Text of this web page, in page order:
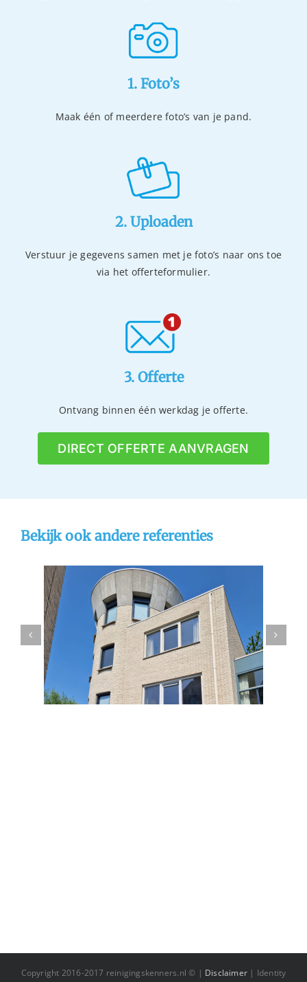
1. Foto’s
Maak één of meerdere foto’s van je pand.
2. Uploaden
Verstuur je gegevens samen met je foto’s naar ons toe
via het offerteformulier.
3. Offerte
Ontvang binnen één werkdag je offerte.
DIRECT OFFERTE AANVRAGEN
Bekijk ook andere referenties
Gevelrenovatie Dordrecht
gevelreiniging referentie stralen
Copyright 2016-2017 reinigingskenners.nl © | Disclaimer | Identity